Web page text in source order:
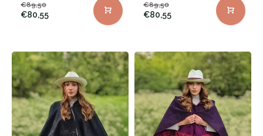
€89,50
€80,55
€89,50
€80,55